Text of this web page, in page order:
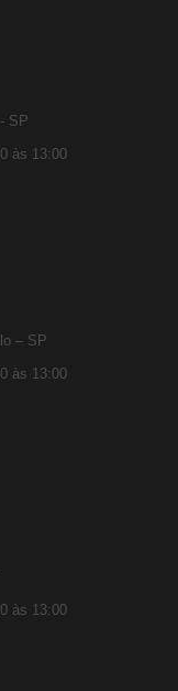
SP
às 13:00
– SP
às 13:00
às 13:00